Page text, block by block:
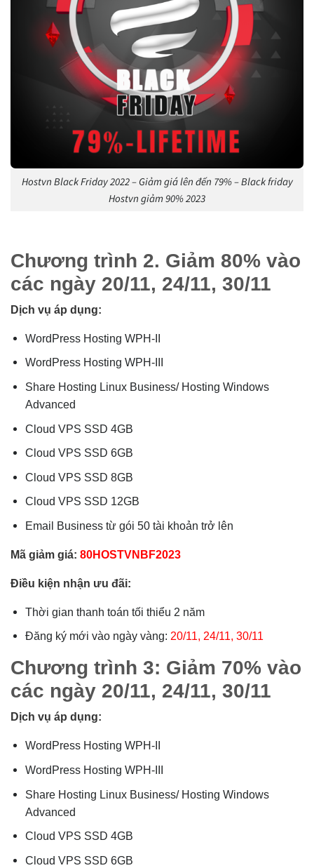
Hostvn Black Friday 2022 – Giảm giá lên đến 79% – Black friday
Hostvn giảm 90% 2023
Chương trình 2. Giảm 80% vào
các ngày 20/11, 24/11, 30/11
Dịch vụ áp dụng:
WordPress Hosting WPH-II
WordPress Hosting WPH-III
Share Hosting Linux Business/ Hosting Windows
Advanced
Cloud VPS SSD 4GB
Cloud VPS SSD 6GB
Cloud VPS SSD 8GB
Cloud VPS SSD 12GB
Email Business từ gói 50 tài khoản trở lên
Mã giảm giá: 80HOSTVNBF2023
Điều kiện nhận ưu đãi:
Thời gian thanh toán tối thiểu 2 năm
Đăng ký mới vào ngày vàng: 20/11, 24/11, 30/11
Chương trình 3: Giảm 70% vào
các ngày 20/11, 24/11, 30/11
Dịch vụ áp dụng:
WordPress Hosting WPH-II
WordPress Hosting WPH-III
Share Hosting Linux Business/ Hosting Windows
Advanced
Cloud VPS SSD 4GB
Cloud VPS SSD 6GB